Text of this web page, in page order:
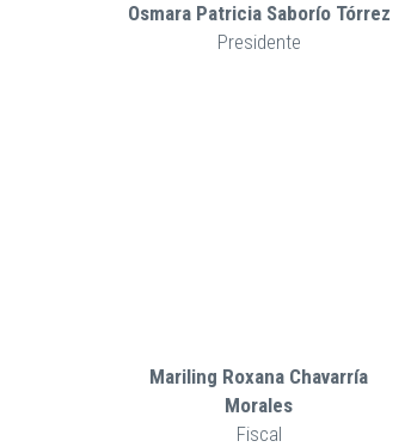
Osmara Patricia Saborío Tórrez
Presidente
Mariling Roxana Chavarría
Morales
Fiscal